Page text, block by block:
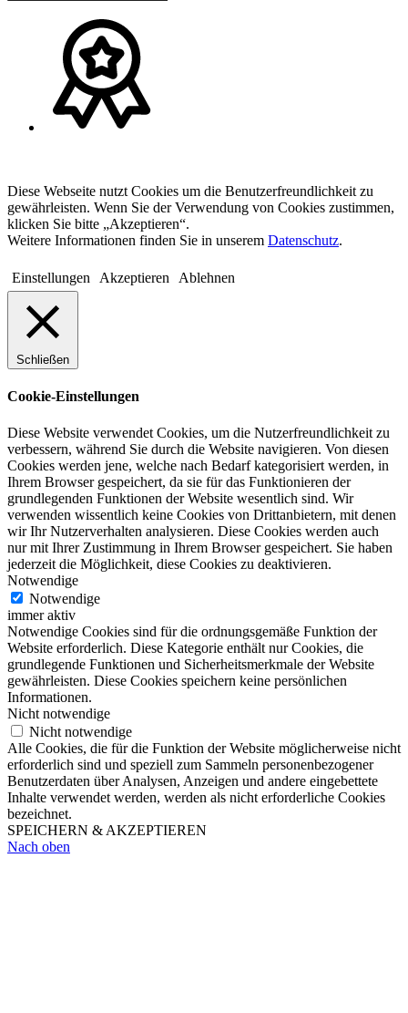
Diese Webseite nutzt Cookies um die Benutzerfreundlichkeit zu
gewährleisten. Wenn Sie der Verwendung von Cookies zustimmen,
klicken Sie bitte „Akzeptieren“.
Weitere Informationen finden Sie in unserem Datenschutz.
Einstellungen Akzeptieren Ablehnen
Schließen
Cookie-Einstellungen
Diese Website verwendet Cookies, um die Nutzerfreundlichkeit zu
verbessern, während Sie durch die Website navigieren. Von diesen
Cookies werden jene, welche nach Bedarf kategorisiert werden, in
Ihrem Browser gespeichert, da sie für das Funktionieren der
grundlegenden Funktionen der Website wesentlich sind. Wir
verwenden wissentlich keine Cookies von Drittanbietern, mit denen
wir Ihr Nutzerverhalten analysieren. Diese Cookies werden auch
nur mit Ihrer Zustimmung in Ihrem Browser gespeichert. Sie haben
jederzeit die Möglichkeit, diese Cookies zu deaktivieren.
Notwendige
Notwendige
immer aktiv
Notwendige Cookies sind für die ordnungsgemäße Funktion der
Website erforderlich. Diese Kategorie enthält nur Cookies, die
grundlegende Funktionen und Sicherheitsmerkmale der Website
gewährleisten. Diese Cookies speichern keine persönlichen
Informationen.
Nicht notwendige
Nicht notwendige
Alle Cookies, die für die Funktion der Website möglicherweise nicht
erforderlich sind und speziell zum Sammeln personenbezogener
Benutzerdaten über Analysen, Anzeigen und andere eingebettete
Inhalte verwendet werden, werden als nicht erforderliche Cookies
bezeichnet.
SPEICHERN & AKZEPTIEREN
Nach oben